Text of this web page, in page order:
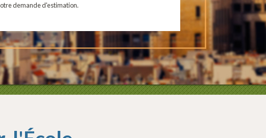
demande d'estimation.